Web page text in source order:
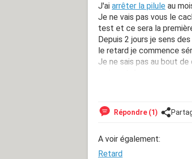
J'ai arrêter la pilule au
Je ne vais pas vous le
test et ce sera la
Depuis 2 jours je sens
le retard je commence
Je ne sais pas au bout
vraiment de ne pas
Répondre (1)
A voir également:
Retard